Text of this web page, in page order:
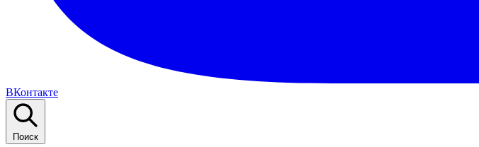
ВКонтакте
Поиск